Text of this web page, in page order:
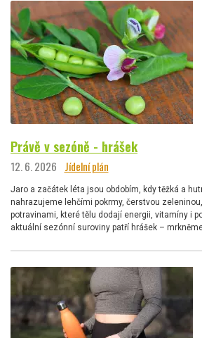
Právě v sezóně - hrášek
12. 6. 2026 Jídelní plán
Jaro a začátek léta jsou obdobím, kdy těžká a
nahrazujeme lehčími pokrmy, čerstvou
potravinami, které tělu dodají energii, vitamíny i
aktuální sezónní suroviny patří hrášek –